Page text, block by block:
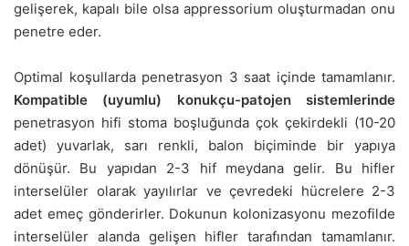
gelişerek, kapalı bile olsa appressorium oluşturmadan onu
penetre eder.
Optimal koşullarda penetrasyon 3 saat içinde tamamlanır.
Kompatible (uyumlu) konukçu-patojen sistemlerinde
penetrasyon hifi stoma boşluğunda çok çekirdekli (10-20
adet) yuvarlak, sarı renkli, balon biçiminde bir yapıya
dönüşür. Bu yapıdan 2-3 hif meydana gelir. Bu hifler
interselüler olarak yayılırlar ve çevredeki hücrelere 2-3
adet emeç gönderirler. Dokunun kolonizasyonu mezofilde
interselüler alanda gelişen hifler tarafından tamamlanır.